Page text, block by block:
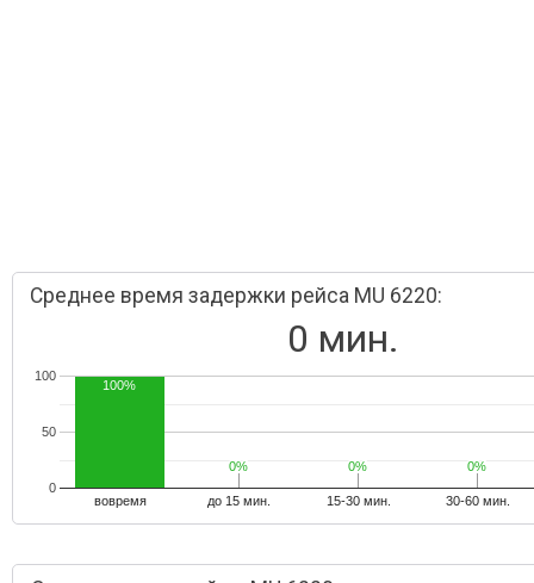
Среднее время задержки рейса MU 6220:
0 мин.
вовремя до 15 мин. 15-30 мин. 30-60 мин.
0
50
100
100%
0%
0% 0%
0% 0%
0%